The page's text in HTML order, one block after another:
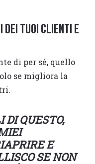
dei tuoi clienti e
di per sé, quello
se migliora la
QUESTO,
E
SE NON